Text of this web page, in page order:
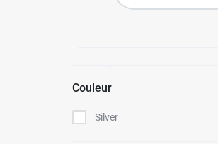
Couleur
Silver